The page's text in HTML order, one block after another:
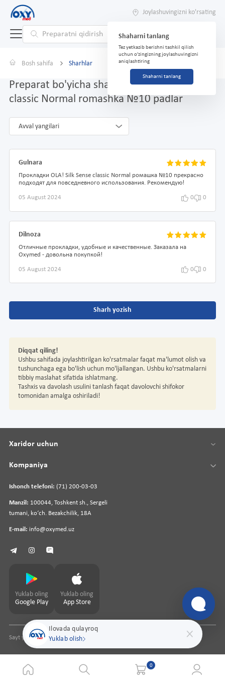
Joylashuvingizni ko'rsating
Shaharni tanlang
Tez yetkazib berishni tashkil qilish
uchun o'zingizning joylashuvingizni
aniqlashtiring
Shaharni tanlang
Bosh sahifa Sharhlar
Preparat bo'yicha sharhlar OLA! Silk Sense
classic Normal romashka №10 padlar
Avval yangilari
Gulnara
Прокладки OLA! Silk Sense classic Normal ромашка №10 прекрасно
подходят для повседневного использования. Рекомендую!
05 August 2024 0 0
Dilnoza
Отличные прокладки, удобные и качественные. Заказала на
Oxymed - довольна покупкой!
05 August 2024 0 0
Sharh yozish
Diqqat qiling!
Ushbu sahifada joylashtirilgan ko'rsatmalar faqat ma'lumot olish va
tushunchaga ega bo'lish uchun mo'ljallangan. Ushbu ko'rsatmalarni
tibbiy maslahat sifatida ishlatmang.
Tashxis va davolash usulini tanlash faqat davolovchi shifokor
tomonidan amalga oshiriladi!
Ilovada qulayroq
Yuklab olish
Ishonch telefoni: (71) 200-03-03
Manzil: 100044, Toshkent sh., Sergeli
tumani, koʻch. Bezakchilik, 18A
E-mail: info@oxymed.uz
Xaridor uchun
Kompaniya
Yuklab oling
Google Play
Yuklab oling
App Store
Sayt yaratuvchipharmit.uz
0